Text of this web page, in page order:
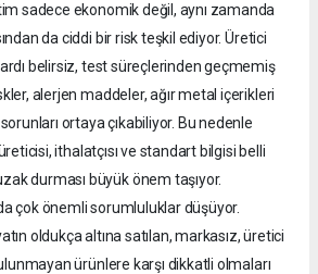
sadece ekonomik değil, aynı zamanda
da ciddi bir risk teşkil ediyor. Üretici
belirsiz, test süreçlerinden geçmemiş
alerjen maddeler, ağır metal içerikleri
ortaya çıkabiliyor. Bu nedenle
ithalatçısı ve standart bilgisi belli
durması büyük önem taşıyor.
çok önemli sorumluluklar düşüyor.
oldukça altına satılan, markasız, üretici
ürünlere karşı dikkatli olmaları